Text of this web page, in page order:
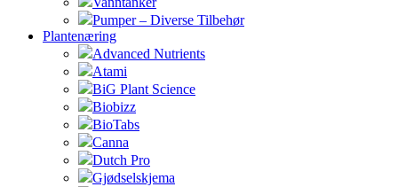
Pumper – Diverse Tilbehør
Plantenæring
Advanced Nutrients
Atami
BiG Plant Science
Biobizz
BioTabs
Canna
Dutch Pro
Gjødselskjema